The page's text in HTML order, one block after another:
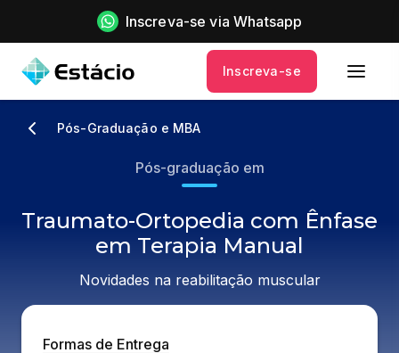
Inscreva-se via Whatsapp
Inscreva-se
Pós-Graduação e MBA
Pós-graduação em
Traumato-Ortopedia com Ênfase
em Terapia Manual
Novidades na reabilitação muscular
Formas de Entrega